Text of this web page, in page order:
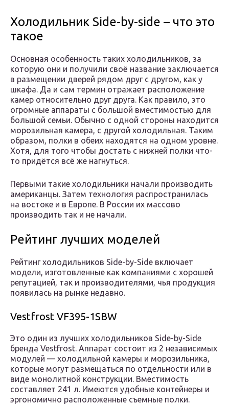
Холодильник Side-by-side – что это
такое
Основная особенность таких холодильников, за
которую они и получили своё название заключается
в размещении дверей рядом друг с другом, как у
шкафа. Да и сам термин отражает расположение
камер относительно друг друга. Как правило, это
огромные аппараты с большой вместимостью для
большой семьи. Обычно с одной стороны находится
морозильная камера, с другой холодильная. Таким
образом, полки в обеих находятся на одном уровне.
Хотя, для того чтобы достать с нижней полки что-
то придётся всё же нагнуться.
Первыми такие холодильники начали производить
американцы. Затем технология распространилась
на востоке и в Европе. В России их массово
производить так и не начали.
Рейтинг лучших моделей
Рейтинг холодильников Side-by-Side включает
модели, изготовленные как компаниями с хорошей
репутацией, так и производителями, чья продукция
появилась на рынке недавно.
Vestfrost VF395-1SBW
Это один из лучших холодильников Side-by-Side
бренда Vestfrost. Аппарат состоит из 2 независимых
модулей — холодильной камеры и морозильника,
которые могут размещаться по отдельности или в
виде монолитной конструкции. Вместимость
составляет 241 л. Имеются удобные контейнеры и
эргономично расположенные съемные полки.